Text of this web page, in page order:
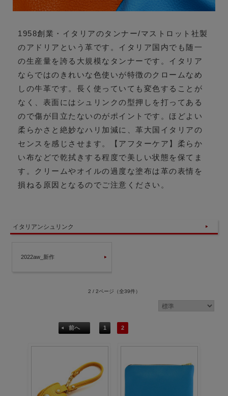
1958創業・イタリアのタンナー/マストロット社製
のアドリアという革です。イタリア国内でも随一
の生産量を誇る大規模なタンナーです。イタリア
ならではのきれいな色使いが特徴のクロームなめ
しの牛革です。長く使っていても変色することが
なく、表面にはシュリンクの型押しを打ってある
ので傷が目立たないのがポイントです。ほどよい
柔らかさと絶妙なハリ加減に、革大国イタリアの
センスを感じさせます。【アフターケア】柔らか
い布などで乾拭きする程度で美しい状態を保てま
す。クリームやオイルの過度な塗布は革の表情を
損ねる原因となるのでご注意ください。
イタリアンシュリンク
2022aw_新作
2 / 2ページ （全39件）
前へ 1 2